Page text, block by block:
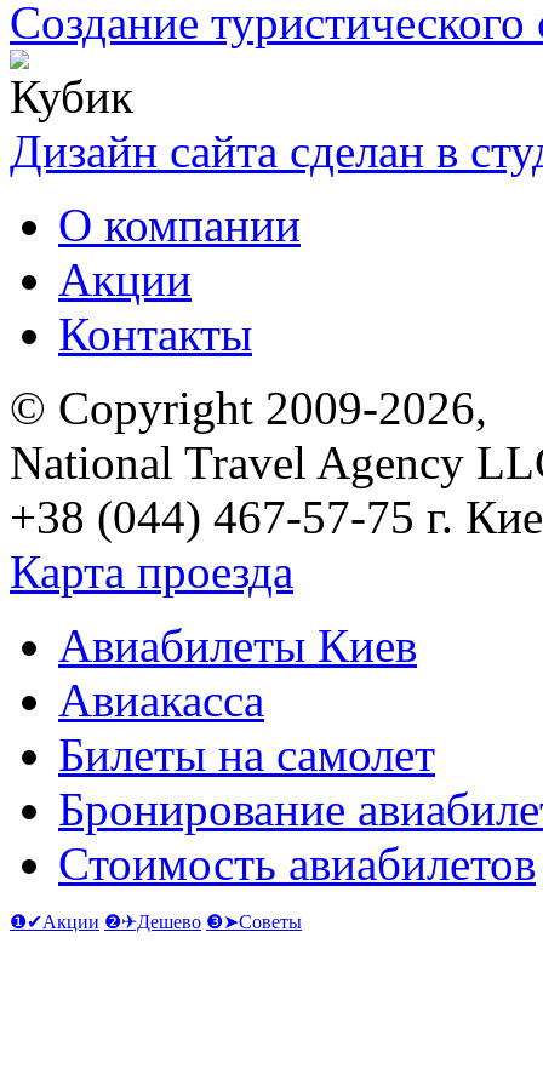
Создание туристического
Дизайн сайта сделан в
О компании
Акции
Контакты
© Copyright 2009-2026,
National Travel Agency
+38 (044) 467-57-75 г.
Карта проезда
Авиабилеты Киев
Авиакасса
Билеты на самолет
Бронирование
Стоимость авиабилетов
❶✔Акции ❷✈Дешево ❸➤Советы